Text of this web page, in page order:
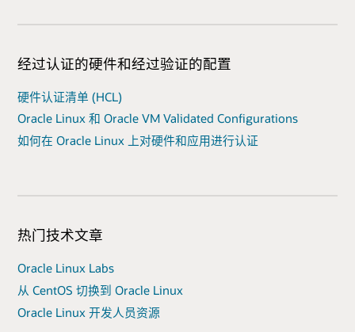
经过认证的硬件和经过验证的配置
硬件认证清单 (HCL)
Oracle Linux 和 Oracle VM Validated Configurations
如何在 Oracle Linux 上对硬件和应用进行认证
热门技术文章
Oracle Linux Labs
从 CentOS 切换到 Oracle Linux
Oracle Linux 开发人员资源